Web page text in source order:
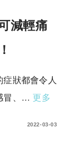
減輕痛
狀都會令人
冒、… 更多
2022-03-03